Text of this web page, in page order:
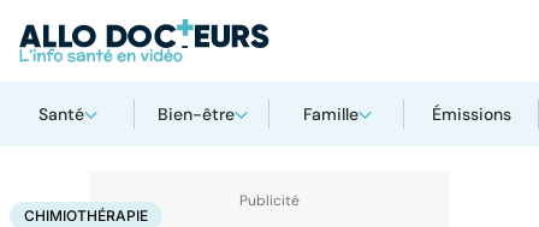
Santé Bien-être Famille Émissions
AccueilSantéMaladies Chimiothérapie
CHIMIOTHÉRAPIE